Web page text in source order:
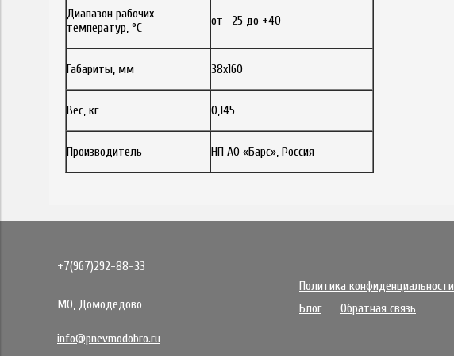
Диапазон рабочих
температур, °С
от -25 до +40
Габариты, мм 38х160
Вес, кг 0,145
Производитель НП АО «Барс», Россия
+7(967)292-88-33
МО, Домодедово
info@pnevmodobro.ru
Политика конфиденциальности
Блог
Обратная связь